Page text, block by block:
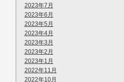
2023年7月
2023年6月
2023年5月
2023年4月
2023年3月
2023年2月
2023年1月
2022年11月
2022年10月